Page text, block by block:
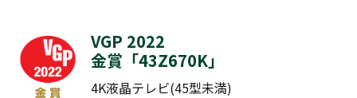
VGP 2022
金賞「43Z670K」
4K液晶テレビ(45型未満)